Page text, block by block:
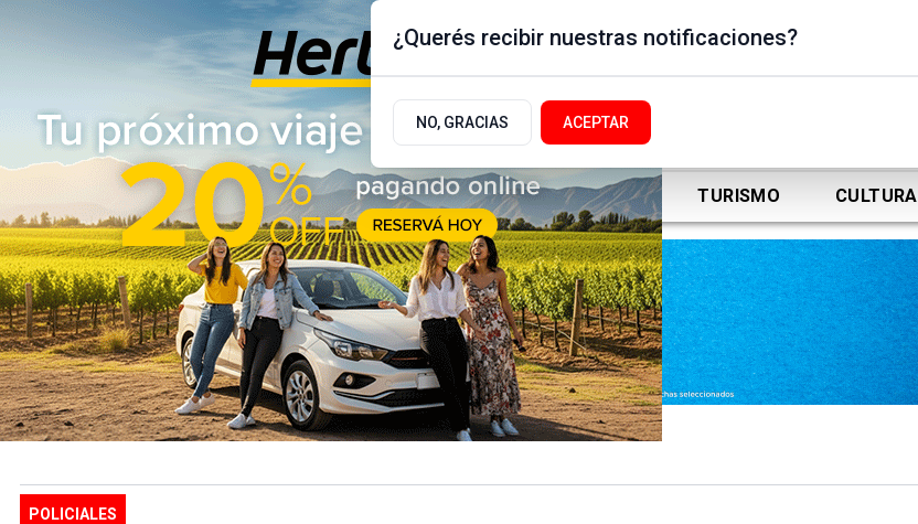
Sábado 8 de Agosto
de 2026
17.9ºc | Buenos Aires, AR
ÚLTIMAS NOTICIAS ACTUALIDAD POLÍTICA DEPORTES TURISMO CULTURA
POLICIALES
¿Querés recibir nuestras notificaciones?
NO, GRACIAS ACEPTAR